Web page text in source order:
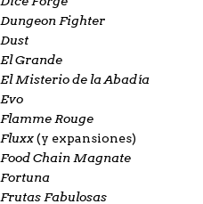
Dungeon Fighter
Dust
El Grande
El Misterio de la Abadía
Evo
Flamme Rouge
Fluxx(y expansiones)
Food Chain Magnate
Fortuna
Frutas Fabulosas